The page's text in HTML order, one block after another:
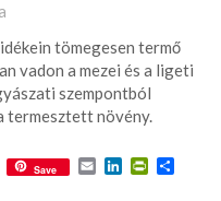
tömegesen termő
vadon a mezei és a ligeti
szempontból
termesztett növény.
Save EmailLinkedIn